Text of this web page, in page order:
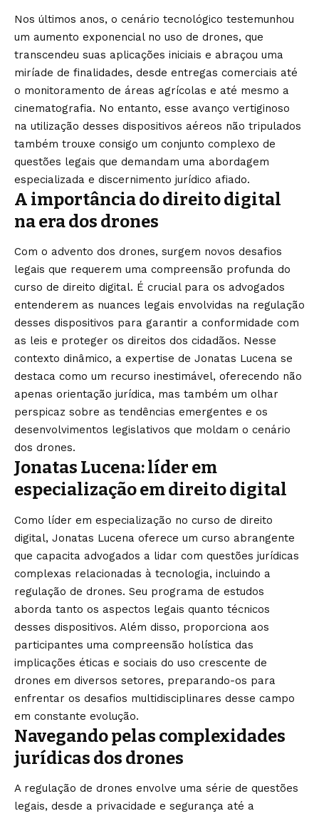
Nos últimos anos, o cenário tecnológico testemunhou
um aumento exponencial no uso de drones, que
transcendeu suas aplicações iniciais e abraçou uma
miríade de finalidades, desde entregas comerciais até
o monitoramento de áreas agrícolas e até mesmo a
cinematografia. No entanto, esse avanço vertiginoso
na utilização desses dispositivos aéreos não tripulados
também trouxe consigo um conjunto complexo de
questões legais que demandam uma abordagem
especializada e discernimento jurídico afiado.
A importância do direito digital
na era dos drones
Com o advento dos drones, surgem novos desafios
legais que requerem uma compreensão profunda do
curso de direito digital. É crucial para os advogados
entenderem as nuances legais envolvidas na regulação
desses dispositivos para garantir a conformidade com
as leis e proteger os direitos dos cidadãos. Nesse
contexto dinâmico, a expertise de Jonatas Lucena se
destaca como um recurso inestimável, oferecendo não
apenas orientação jurídica, mas também um olhar
perspicaz sobre as tendências emergentes e os
desenvolvimentos legislativos que moldam o cenário
dos drones.
Jonatas Lucena: líder em
especialização em direito digital
Como líder em especialização no curso de direito
digital, Jonatas Lucena oferece um curso abrangente
que capacita advogados a lidar com questões jurídicas
complexas relacionadas à tecnologia, incluindo a
regulação de drones. Seu programa de estudos
aborda tanto os aspectos legais quanto técnicos
desses dispositivos. Além disso, proporciona aos
participantes uma compreensão holística das
implicações éticas e sociais do uso crescente de
drones em diversos setores, preparando-os para
enfrentar os desafios multidisciplinares desse campo
em constante evolução.
Navegando pelas complexidades
jurídicas dos drones
A regulação de drones envolve uma série de questões
legais, desde a privacidade e segurança até a